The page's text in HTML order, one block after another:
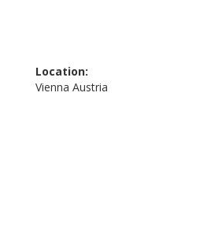
Location:
Vienna Austria